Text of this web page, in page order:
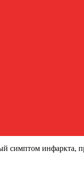
симптом инфаркта,